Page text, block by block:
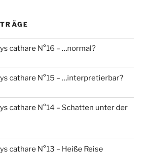
cathare N°16 – …normal?
cathare N°15 – …interpretierbar?
cathare N°14 – Schatten unter der
cathare N°13 – Heiße Reise